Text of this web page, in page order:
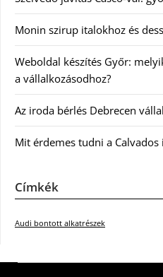
Monin szirup italokhoz és
Weboldal készítés Győr:
a vállalkozásodhoz?
Az iroda bérlés Debrecen
Mit érdemes tudni a Calvados
Címkék
Audi bontott alkatrészek